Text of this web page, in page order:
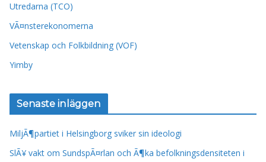
Utredarna (TCO)
VÃ¤nsterekonomerna
Vetenskap och Folkbildning (VOF)
Yimby
Senaste inläggen
MiljÃ¶partiet i Helsingborg sviker sin ideologi
SlÃ¥ vakt om SundspÃ¤rlan och Ã¶ka befolkningsdensiteten i